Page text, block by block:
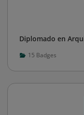
Diplomado en
15 Badges